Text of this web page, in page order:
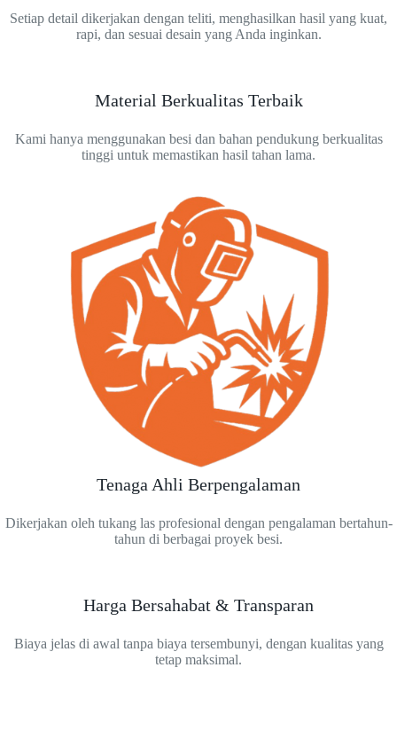
Setiap detail dikerjakan dengan teliti, menghasilkan hasil yang kuat,
rapi, dan sesuai desain yang Anda inginkan.
Material Berkualitas Terbaik
Kami hanya menggunakan besi dan bahan pendukung berkualitas
tinggi untuk memastikan hasil tahan lama.
Tenaga Ahli Berpengalaman
Dikerjakan oleh tukang las profesional dengan pengalaman bertahun-
tahun di berbagai proyek besi.
Harga Bersahabat & Transparan
Biaya jelas di awal tanpa biaya tersembunyi, dengan kualitas yang
tetap maksimal.